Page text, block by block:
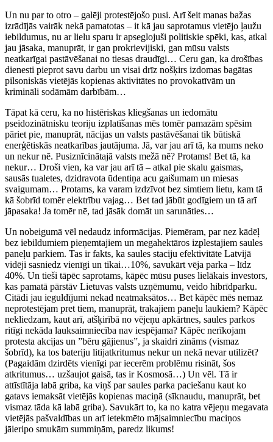
Un nu par to otro – galēji protestējošo pusi. Arī šeit manas bažas
izrādījās vairāk nekā pamatotas – it kā jau saprotamus vietējo ļaužu
iebildumus, nu ar lielu sparu ir apseglojuši politiskie spēki, kas, atkal
jau jāsaka, manuprāt, ir gan prokrievijiski, gan mūsu valsts
neatkarīgai pastāvēšanai no tiesas draudīgi… Ceru gan, ka drošības
dienesti pieprot savu darbu un visai drīz nošķirs izdomas bagātas
pilsoniskās vietējās kopienas aktivitātes no provokatīvām un
krimināli sodāmām darbībām…
Tāpat kā ceru, ka no histēriskas kliegšanas un iedomātu
pseidozinātnisku teoriju izplatīšanas mēs tomēr pamazām spēsim
pāriet pie, manuprāt, nācijas un valsts pastāvēšanai tik būtiskā
enerģētiskās neatkarības jautājuma. Jā, var jau arī tā, ka mums neko
un nekur nē. Pusiznīcinātajā valsts mežā nē? Protams! Bet tā, ka
nekur… Droši vien, ka var jau arī tā – atkal pie skalu gaismas,
sausās tualetes, dzidravota ūdentiņa acu gaišumam un miesas
svaigumam… Protams, ka varam izdzīvot bez simtiem lietu, kam tā
kā šobrīd tomēr elektrību vajag… Bet tad jābūt godīgiem un tā arī
jāpasaka! Ja tomēr nē, tad jāsāk domāt un sarunāties…
Un nobeigumā vēl nedaudz informācijas. Piemēram, par nez kādēļ
bez iebildumiem pieņemtajiem un megahektāros izplestajiem saules
paneļu parkiem. Tas ir fakts, ka saules staciju efektivitāte Latvijā
vidēji sasniedz vienīgi un tikai…10%, savukārt vēja parka – līdz
40%. Un tieši tāpēc saprotams, kāpēc mūsu puses lielākais investors,
kas pamatā pārstāv Lietuvas valsts uzņēmumu, veido hibrīdparku.
Citādi jau ieguldījumi nekad neatmaksātos… Bet kāpēc mēs nemaz
neprotestējam pret tiem, manuprāt, trakajiem paneļu laukiem? Kāpēc
nekliedzam, kaut arī, atšķirībā no vējeņu apkārtnes, saules parkos
ritīgi nekāda lauksaimniecība nav iespējama? Kāpēc nerīkojam
protesta akcijas un ”bēru gājienus”, ja skaidri zināms (vismaz
šobrīd), ka tos bateriju litijatkritumus nekur un nekā nevar utilizēt?
(Pagaidām dzirdēts vienīgi par iecerēm problēmu risināt, šos
atkritumus… uzšaujot gaisā, tas ir Kosmosā…) Un vēl. Tā ir
attīstītāja labā griba, ka viņš par saules parka paciešanu kaut ko
gatavs iemaksāt vietējās kopienas maciņā (sīknaudu, manuprāt, bet
vismaz tāda kā labā griba). Savukārt to, ka no katra vējeņu megavata
vietējās pašvaldības un arī ietekmēto mājsaimniecību maciņos
jāieripo smukām summiņām, paredz likums!